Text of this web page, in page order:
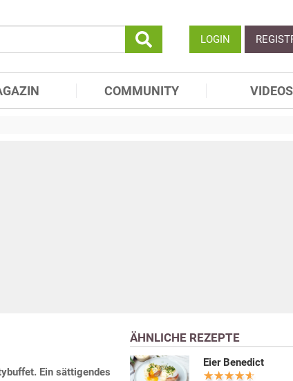
LOGIN
COMMUNITY VIDEOS
Ein sättigendes
ÄHNLICHE REZEPTE
Eier Benedict